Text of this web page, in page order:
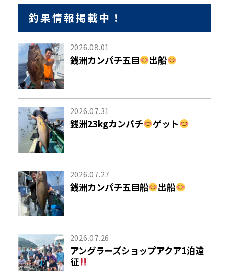
釣果情報掲載中！
2026.08.01
銭洲カンパチ五目 出船
2026.07.31
銭洲23kgカンパチ ゲット
2026.07.27
銭洲カンパチ五目船 出船
2026.07.26
アングラーズショップアクア1泊遠
征